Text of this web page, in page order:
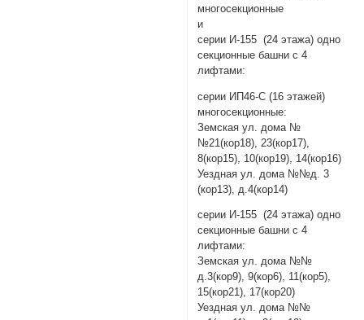
многосекционные
и
серии И-155 (24 этажа) одно
секционные башни с 4
лифтами:
серии ИП46-С (16 этажей)
многосекционные:
Земская ул. дома №
№21(кор18), 23(кор17),
8(кор15), 10(кор19), 14(кор16)
Уездная ул. дома №№д. 3
(кор13), д.4(кор14)
серии И-155 (24 этажа) одно
секционные башни с 4
лифтами:
Земская ул. дома №№
д.3(кор9), 9(кор6), 11(кор5),
15(кор21), 17(кор20)
Уездная ул. дома №№